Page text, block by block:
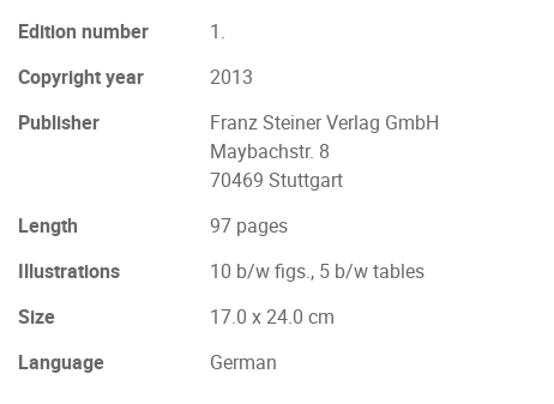
Edition number
1.
Copyright year
2013
Publisher
Franz Steiner Verlag GmbH
Maybachstr. 8
70469 Stuttgart
Length
97 pages
Illustrations
10 b/w figs., 5 b/w tables
Size
17.0 x 24.0 cm
Language
German